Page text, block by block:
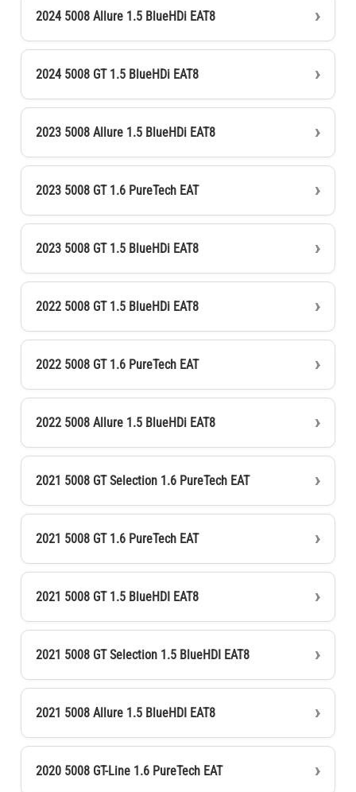
2024 5008 Allure 1.5 BlueHDi EAT8
2024 5008 GT 1.5 BlueHDi EAT8
2023 5008 Allure 1.5 BlueHDi EAT8
2023 5008 GT 1.6 PureTech EAT
2023 5008 GT 1.5 BlueHDi EAT8
2022 5008 GT 1.5 BlueHDi EAT8
2022 5008 GT 1.6 PureTech EAT
2022 5008 Allure 1.5 BlueHDi EAT8
2021 5008 GT Selection 1.6 PureTech EAT
2021 5008 GT 1.6 PureTech EAT
2021 5008 GT 1.5 BlueHDI EAT8
2021 5008 GT Selection 1.5 BlueHDI EAT8
2021 5008 Allure 1.5 BlueHDI EAT8
2020 5008 GT-Line 1.6 PureTech EAT